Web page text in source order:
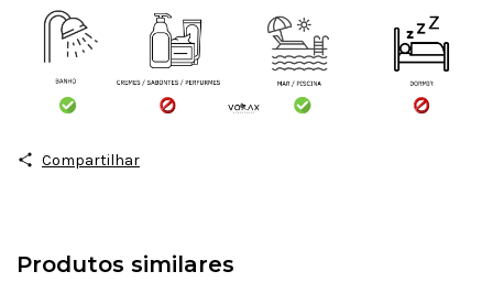
Compartilhar
Produtos similares